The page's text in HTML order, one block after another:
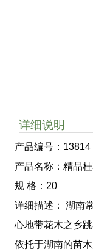
详细说明
产品编号：13814
产品名称：精品
规 格：20
详细描述： 湖南
心地带花木之乡
依托于湖南的苗